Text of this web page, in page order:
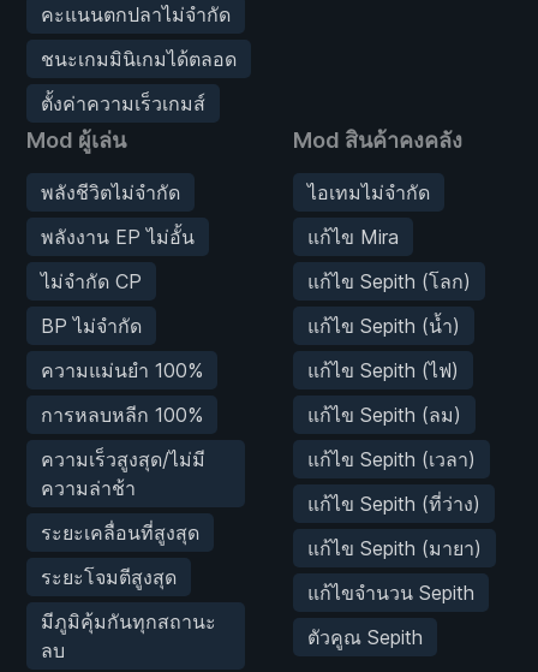
คะแนนตกปลาไม่จำกัด
ชนะเกมมินิเกมได้ตลอด
ตั้งค่าความเร็วเกมส์
Mod ผู้เล่น
พลังชีวิตไม่จำกัด
พลังงาน EP ไม่อั้น
ไม่จำกัด CP
BP ไม่จำกัด
ความแม่นยำ 100%
การหลบหลีก 100%
ความเร็วสูงสุด/ไม่มี
ความล่าช้า
ระยะเคลื่อนที่สูงสุด
ระยะโจมตีสูงสุด
มีภูมิคุ้มกันทุกสถานะ
ลบ
Mod สินค้าคงคลัง
ไอเทมไม่จำกัด
แก้ไข Mira
แก้ไข Sepith (โลก)
แก้ไข Sepith (น้ำ)
แก้ไข Sepith (ไฟ)
แก้ไข Sepith (ลม)
แก้ไข Sepith (เวลา)
แก้ไข Sepith (ที่ว่าง)
แก้ไข Sepith (มายา)
แก้ไขจำนวน Sepith
ตัวคูณ Sepith